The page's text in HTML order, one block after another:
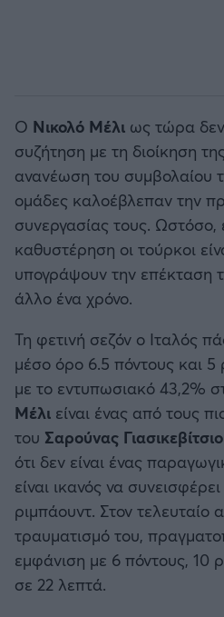
Ο Νικολό Μέλι ως τώρα δεν
συζήτηση με τη διοίκηση της
ανανέωση του συμβολαίου
ομάδες καλοέβλεπαν την
συνεργασίας τους. Ωστόσο,
καθυστέρηση οι τούρκοι
υπογράψουν την επέκταση
άλλο ένα χρόνο.
Τη φετινή σεζόν ο Ιταλός
μέσο όρο 6.5 πόντους και
με το εντυπωσιακό 43,2%
Μέλι είναι ένας από τους
του Σαρούνας
ότι δεν είναι ένας
είναι ικανός να
ριμπάουντ. Στον τελευταίο
τραυματισμό του,
εμφάνιση με 6 πόντους, 10
σε 22 λεπτά.